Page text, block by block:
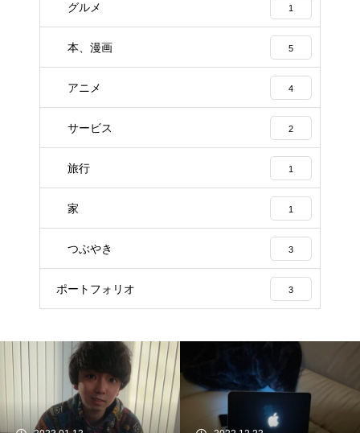
グルメ 1
本、漫画 5
アニメ 4
サービス 2
旅行 1
家 1
つぶやき 3
ポートフォリオ 3